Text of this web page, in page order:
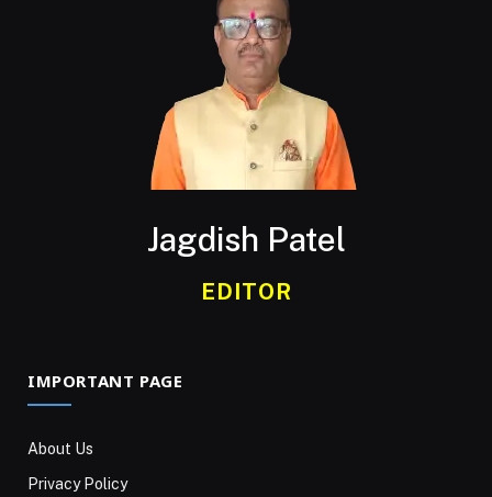
Jagdish Patel
EDITOR
IMPORTANT PAGE
About Us
Privacy Policy